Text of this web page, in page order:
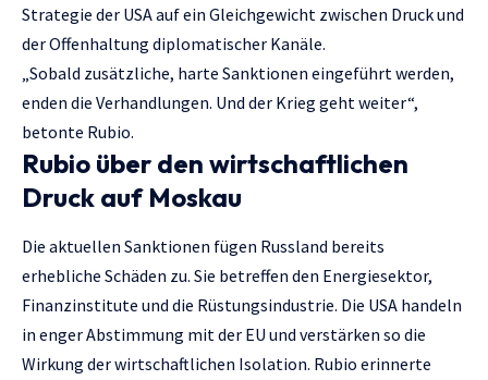
Strategie der USA auf ein Gleichgewicht zwischen Druck und
der Offenhaltung diplomatischer Kanäle.
„Sobald zusätzliche, harte Sanktionen eingeführt werden,
enden die Verhandlungen. Und der Krieg geht weiter“,
betonte Rubio.
Rubio über den wirtschaftlichen
Druck auf Moskau
Die aktuellen Sanktionen fügen Russland bereits
erhebliche Schäden zu. Sie betreffen den Energiesektor,
Finanzinstitute und die Rüstungsindustrie. Die USA handeln
in enger Abstimmung mit der EU und verstärken so die
Wirkung der wirtschaftlichen Isolation. Rubio erinnerte